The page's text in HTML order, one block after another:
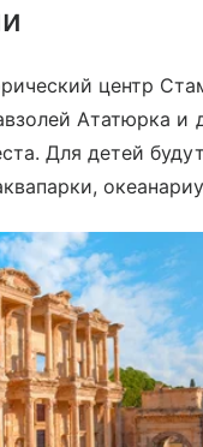
центр
Ататюрка и
Для детей